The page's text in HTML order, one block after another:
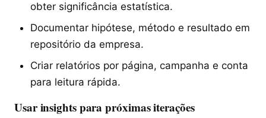
obter significância estatística.
Documentar hipótese, método e resultado em
repositório da empresa.
Criar relatórios por página, campanha e conta
para leitura rápida.
Usar insights para próximas iterações